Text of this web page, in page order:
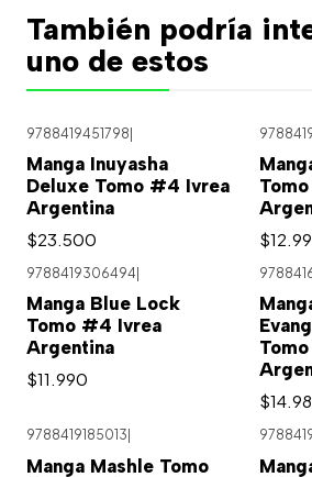
También podría
uno de estos
9788419451798|
Manga Inuyasha
Deluxe Tomo #4 Ivrea
Argentina
$23.500
9788419306494
Manga Blue Lock
Tomo #4 Ivrea
Argentina
$11.990
Tomo
9788419185013
Manga Mashle Tomo